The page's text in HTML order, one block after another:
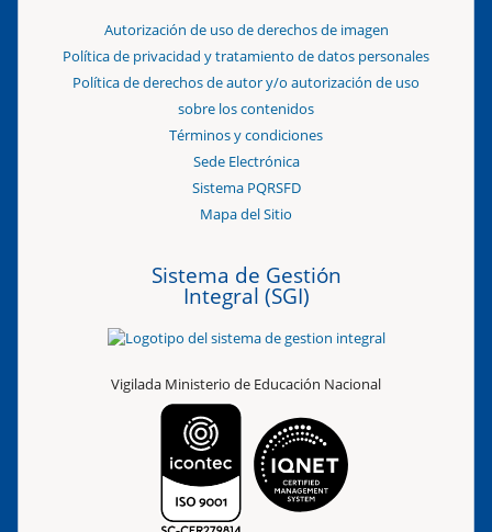
Autorización de uso de derechos de imagen
Política de privacidad y tratamiento de datos personales
Política de derechos de autor y/o autorización de uso
sobre los contenidos
Términos y condiciones
Sede Electrónica
Sistema PQRSFD
Mapa del Sitio
Sistema de Gestión
Integral (SGI)
Vigilada Ministerio de Educación Nacional